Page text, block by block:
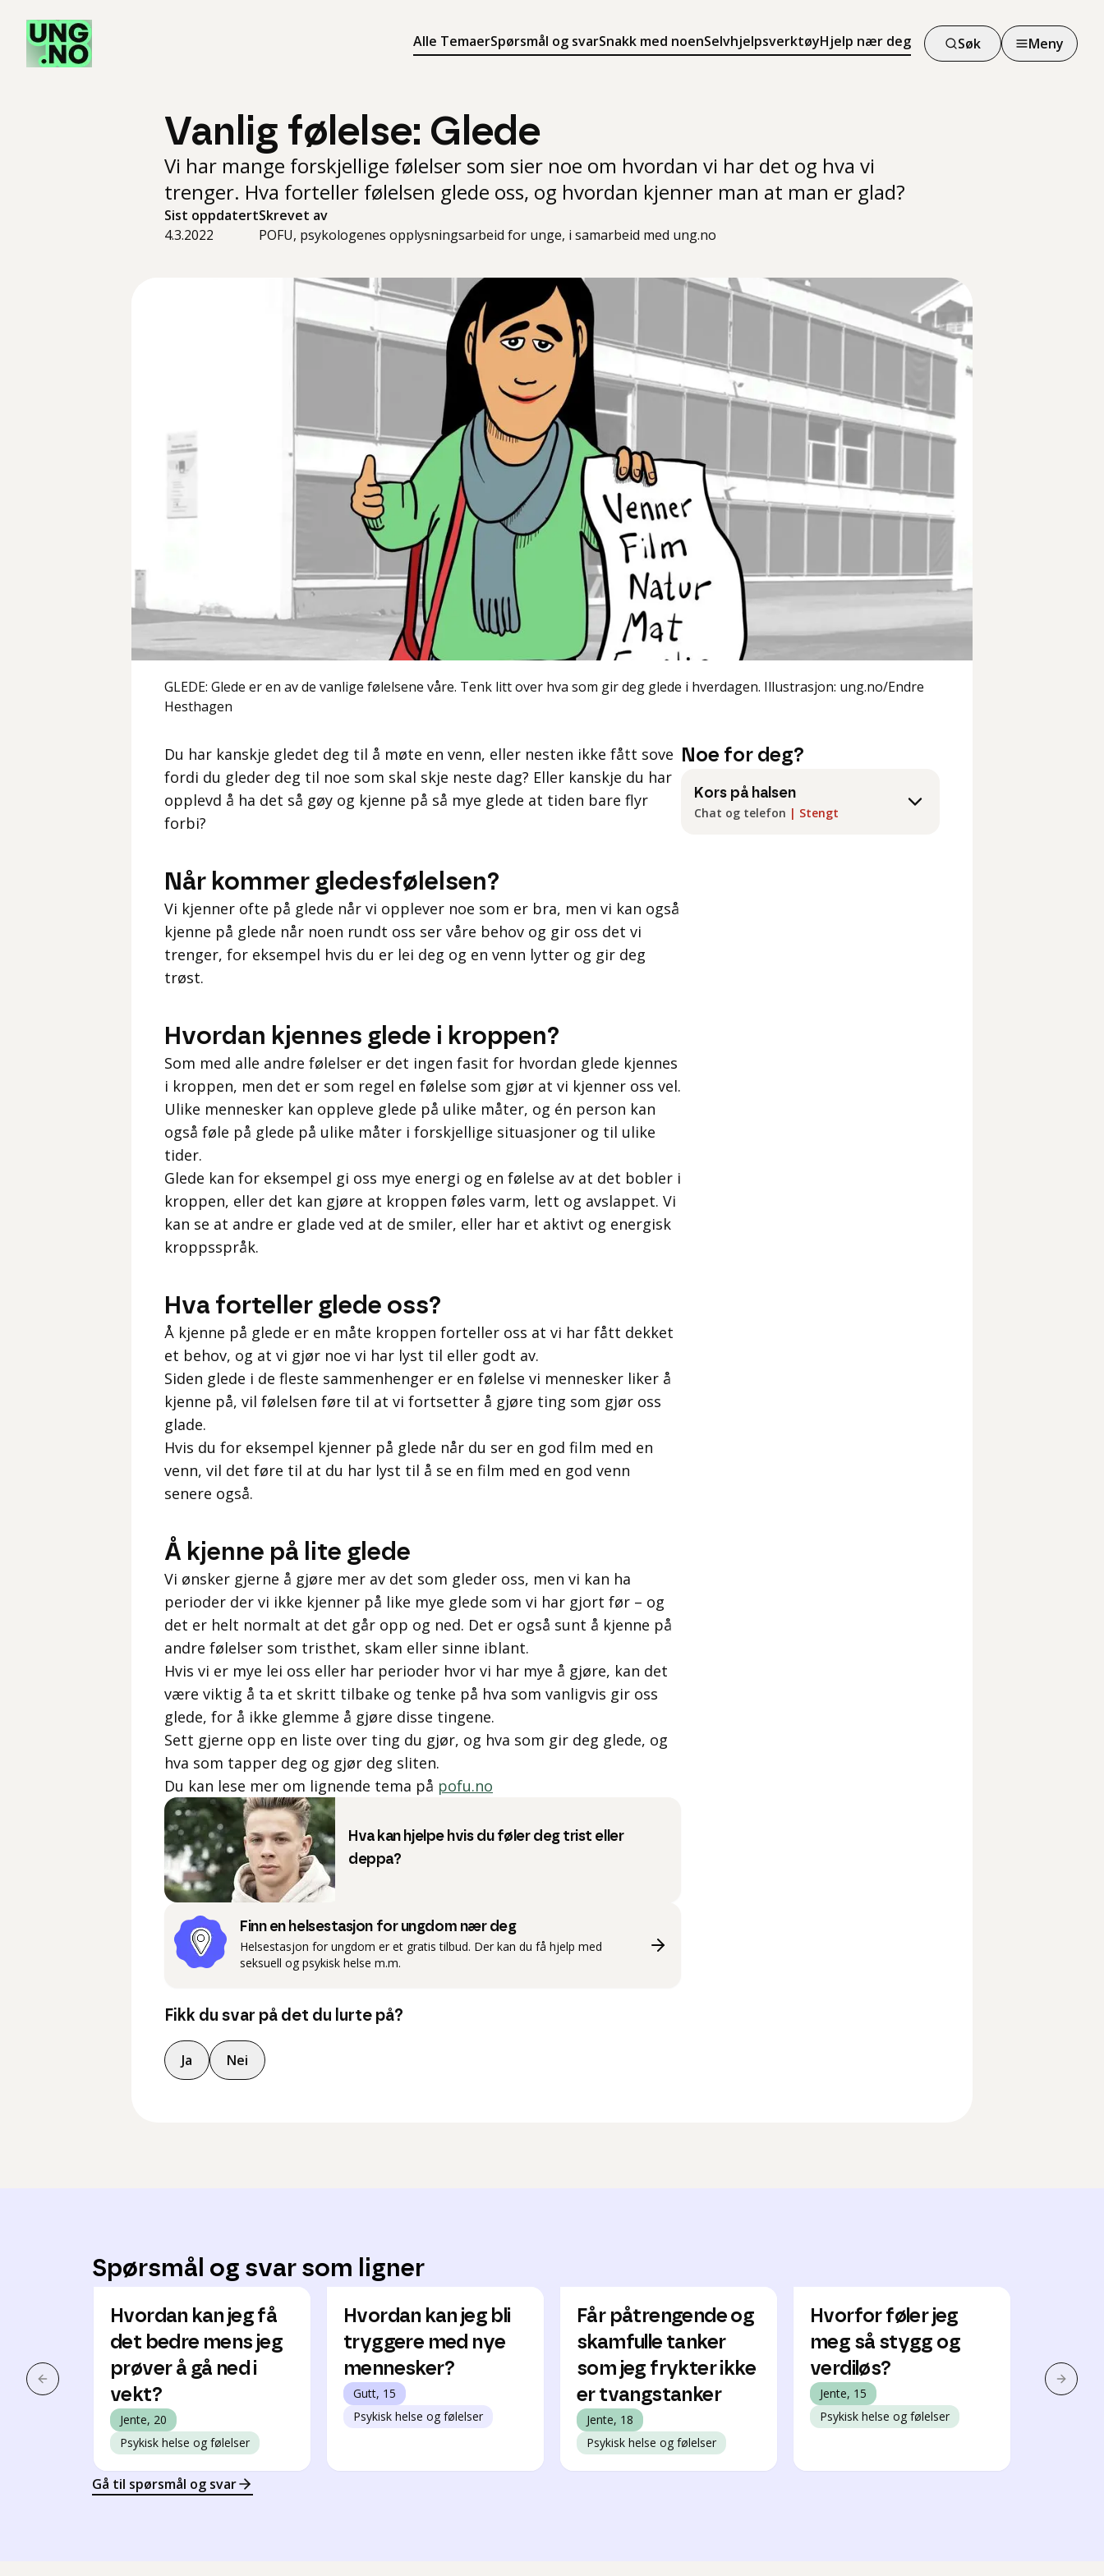
Alle TemaerSpørsmål og svarSnakk med noenSelvhjelpsverktøyHjelp nær deg
Søk
Søk
Meny
Meny
Vanlig følelse: Glede
Vi har mange forskjellige følelser som sier noe om hvordan vi har det og hva vi
trenger. Hva forteller følelsen glede oss, og hvordan kjenner man at man er glad?
Sist oppdatert
4.3.2022
Skrevet av
POFU, psykologenes opplysningsarbeid for unge, i samarbeid med ung.no
GLEDE: Glede er en av de vanlige følelsene våre. Tenk litt over hva som gir deg glede i hverdagen. Illustrasjon: ung.no/Endre
Hesthagen
Du har kanskje gledet deg til å møte en venn, eller nesten ikke fått sove
fordi du gleder deg til noe som skal skje neste dag? Eller kanskje du har
opplevd å ha det så gøy og kjenne på så mye glede at tiden bare flyr
forbi?
Når kommer gledesfølelsen?
Vi kjenner ofte på glede når vi opplever noe som er bra, men vi kan også
kjenne på glede når noen rundt oss ser våre behov og gir oss det vi
trenger, for eksempel hvis du er lei deg og en venn lytter og gir deg
trøst.
Hvordan kjennes glede i kroppen?
Som med alle andre følelser er det ingen fasit for hvordan glede kjennes
i kroppen, men det er som regel en følelse som gjør at vi kjenner oss vel.
Ulike mennesker kan oppleve glede på ulike måter, og én person kan
også føle på glede på ulike måter i forskjellige situasjoner og til ulike
tider.
Glede kan for eksempel gi oss mye energi og en følelse av at det bobler i
kroppen, eller det kan gjøre at kroppen føles varm, lett og avslappet. Vi
kan se at andre er glade ved at de smiler, eller har et aktivt og energisk
kroppsspråk.
Hva forteller glede oss?
Å kjenne på glede er en måte kroppen forteller oss at vi har fått dekket
et behov, og at vi gjør noe vi har lyst til eller godt av.
Siden glede i de fleste sammenhenger er en følelse vi mennesker liker å
kjenne på, vil følelsen føre til at vi fortsetter å gjøre ting som gjør oss
glade.
Hvis du for eksempel kjenner på glede når du ser en god film med en
venn, vil det føre til at du har lyst til å se en film med en god venn
senere også.
Å kjenne på lite glede
Vi ønsker gjerne å gjøre mer av det som gleder oss, men vi kan ha
perioder der vi ikke kjenner på like mye glede som vi har gjort før – og
det er helt normalt at det går opp og ned. Det er også sunt å kjenne på
andre følelser som tristhet, skam eller sinne iblant.
Hvis vi er mye lei oss eller har perioder hvor vi har mye å gjøre, kan det
være viktig å ta et skritt tilbake og tenke på hva som vanligvis gir oss
glede, for å ikke glemme å gjøre disse tingene.
Sett gjerne opp en liste over ting du gjør, og hva som gir deg glede, og
hva som tapper deg og gjør deg sliten.
Du kan lese mer om lignende tema på pofu.no
Hva kan hjelpe hvis du føler deg trist eller
deppa?
Finn en helsestasjon for ungdom nær deg
Helsestasjon for ungdom er et gratis tilbud. Der kan du få hjelp med
seksuell og psykisk helse m.m.
Fikk du svar på det du lurte på?
Ja Nei
Noe for deg?
Kors på halsen
Chat og telefon | Stengt
Spørsmål og svar som ligner
Forrige slide
Hvordan kan jeg få
det bedre mens jeg
prøver å gå ned i
vekt?
Jente, 20
Psykisk helse og følelser
Hvordan kan jeg bli
tryggere med nye
mennesker?
Gutt, 15
Psykisk helse og følelser
Får påtrengende og
skamfulle tanker
som jeg frykter ikke
er tvangstanker
Jente, 18
Psykisk helse og følelser
Hvorfor føler jeg
meg så stygg og
verdiløs?
Jente, 15
Psykisk helse og følelser
miljøet
Jente, 14
Neste
Gå til spørsmål og svar